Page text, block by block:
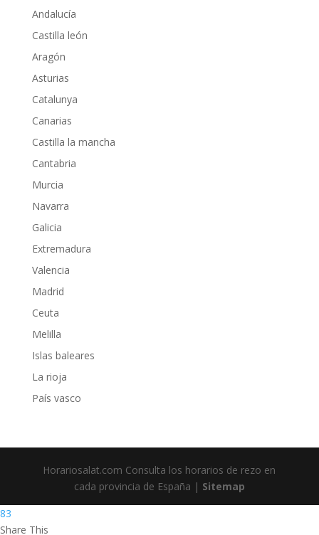
Andalucía
Castilla león
Aragón
Asturias
Catalunya
Canarias
Castilla la mancha
Cantabria
Murcia
Navarra
Galicia
Extremadura
Valencia
Madrid
Ceuta
Melilla
Islas baleares
La rioja
País vasco
Horariosalat.com Consulta los horarios de rezo en
cada provincia de España | Sitemap
83
Share This